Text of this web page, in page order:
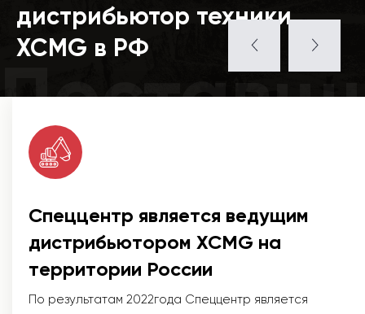
дистрибьютор техники
XCMG в РФ
Спеццентр является ведущим
дистрибьютором XCMG на
территории России
По результатам 2022года Спеццентр является